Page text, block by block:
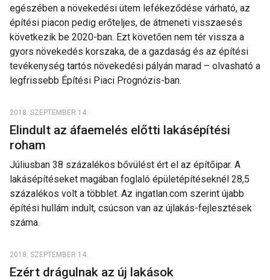
egészében a növekedési ütem lefékeződése várható, az
építési piacon pedig erőteljes, de átmeneti visszaesés
következik be 2020-ban. Ezt követően nem tér vissza a
gyors növekedés korszaka, de a gazdaság és az építési
tevékenység tartós növekedési pályán marad – olvasható a
legfrissebb Építési Piaci Prognózis-ban.
2018. SZEPTEMBER 14.
Elindult az áfaemelés előtti lakásépítési
roham
Júliusban 38 százalékos bővülést ért el az építőipar. A
lakásépítéseket magában foglaló épületépítéseknél 28,5
százalékos volt a többlet. Az ingatlan.com szerint újabb
építési hullám indult, csúcson van az újlakás-fejlesztések
száma.
2018. SZEPTEMBER 14.
Ezért drágulnak az új lakások